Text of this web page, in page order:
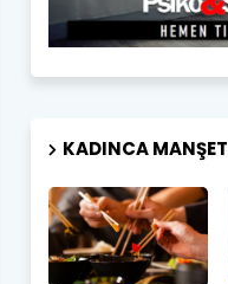
KADINCA MANŞET